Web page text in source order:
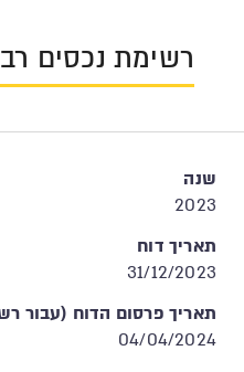
רשימת נכסים
שנה
2023
תאריך דוח
31/12/2023
תאריך פרסום הדוח (עבור
04/04/2024